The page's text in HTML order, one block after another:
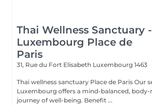
Thai Wellness Sanctuary -
Luxembourg Place de
Paris
31, Rue du Fort Elisabeth Luxembourg 1463
Thai wellness sanctuary Place de Paris Our second location in
Luxembourg offers a mind-balanced, body-rejuvenated
journey of well-being. Benefit ...